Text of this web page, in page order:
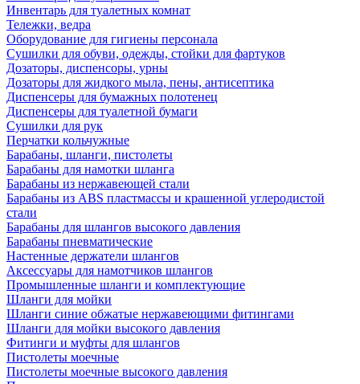
Инвентарь для туалетных комнат
Тележки, ведра
Оборудование для гигиены персонала
Сушилки для обуви, одежды, стойки для фартуков
Дозаторы, диспенсоры, урны
Дозаторы для жидкого мыла, пены, антисептика
Диспенсеры для бумажных полотенец
Диспенсеры для туалетной бумаги
Сушилки для рук
Перчатки кольчужные
Барабаны, шланги, пистолеты
Барабаны для намотки шланга
Барабаны из нержавеющей стали
Барабаны из ABS пластмассы и крашенной углеродистой
стали
Барабаны для шлангов высокого давления
Барабаны пневматические
Настенные держатели шлангов
Аксессуары для намотчиков шлангов
Промышленные шланги и комплектующие
Шланги для мойки
Шланги синие обжатые нержавеющими фитингами
Шланги для мойки высокого давления
Фитинги и муфты для шлангов
Пистолеты моечные
Пистолеты моечные высокого давления